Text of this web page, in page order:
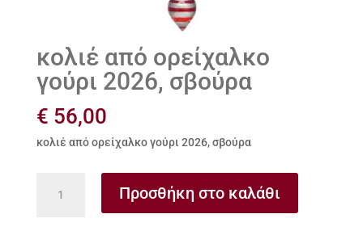
κολιέ από ορείχαλκο
γούρι 2026, σβούρα
€ 56,00
κολιέ από ορείχαλκο γούρι 2026, σβούρα
Προσθήκη στο καλάθι